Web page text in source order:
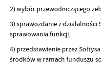
2) wybór przewodniczącego
3) sprawozdanie z działalności
sprawowania funkcji,
4) przedstawienie przez
środków w ramach funduszu